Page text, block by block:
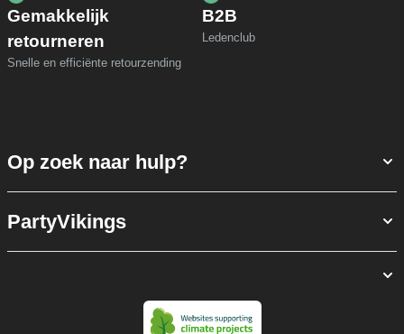
Gemakkelijk
retourneren
Snelle en efficiënte retourzending
B2B
Ledenclub
Op zoek naar hulp?
PartyVikings